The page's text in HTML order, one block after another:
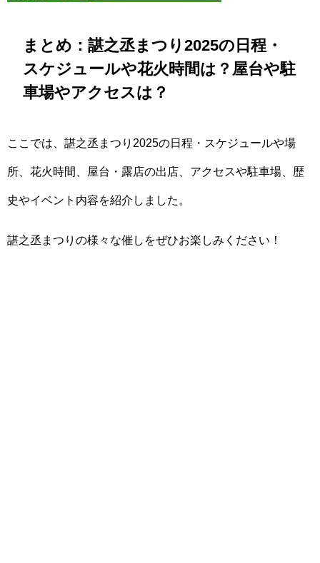
まとめ：諶之丞まつり2025の日程・
スケジュールや花火時間は？屋台や駐
車場やアクセスは？
ここでは、諶之丞まつり2025の日程・スケジュールや場
所、花火時間、屋台・露店の出店、アクセスや駐車場、歴
史やイベント内容を紹介しました。
諶之丞まつりの様々な催しをぜひお楽しみください！